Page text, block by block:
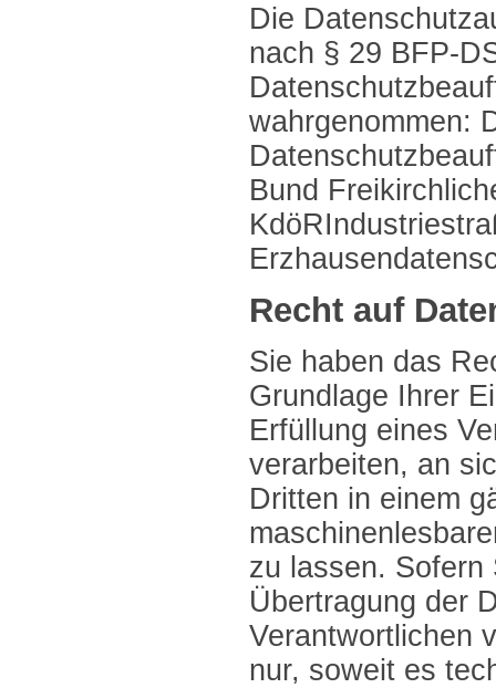
Die
nach § 29 BFP-
wahrgenommen:
Bund
Recht auf
Sie haben das
Grundlage Ihrer
Erfüllung eines
verarbeiten, an
Dritten in einem
zu lassen. Sofern
Übertragung der
Verantwortlichen
nur, soweit es